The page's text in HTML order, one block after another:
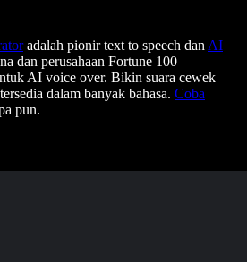
adalah pionir text to speech dan AI
dan perusahaan Fortune 100
AI voice over. Bikin suara cewek
dalam banyak bahasa. Coba
pun.